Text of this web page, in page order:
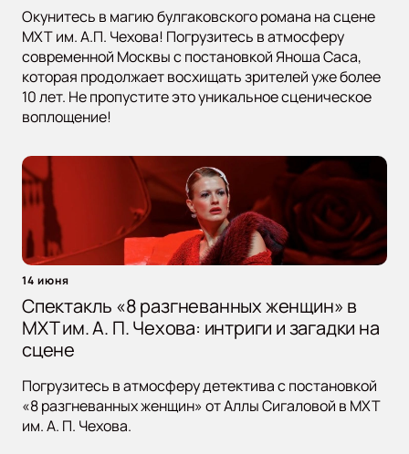
Окунитесь в магию булгаковского романа на сцене
МХТ им. А.П. Чехова! Погрузитесь в атмосферу
современной Москвы с постановкой Яноша Саса,
которая продолжает восхищать зрителей уже более
10 лет. Не пропустите это уникальное сценическое
воплощение!
14 июня
Спектакль «8 разгневанных женщин» в
МХТ им. А. П. Чехова: интриги и загадки на
сцене
Погрузитесь в атмосферу детектива с постановкой
«8 разгневанных женщин» от Аллы Сигаловой в МХТ
им. А. П. Чехова.